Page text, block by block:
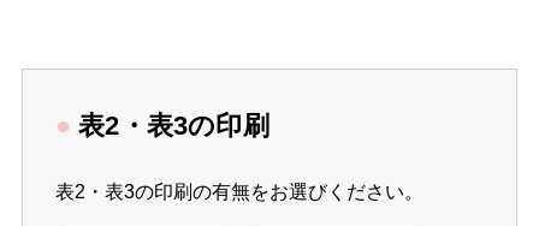
● 表2・表3の印刷
表2・表3の印刷の有無をお選びください。